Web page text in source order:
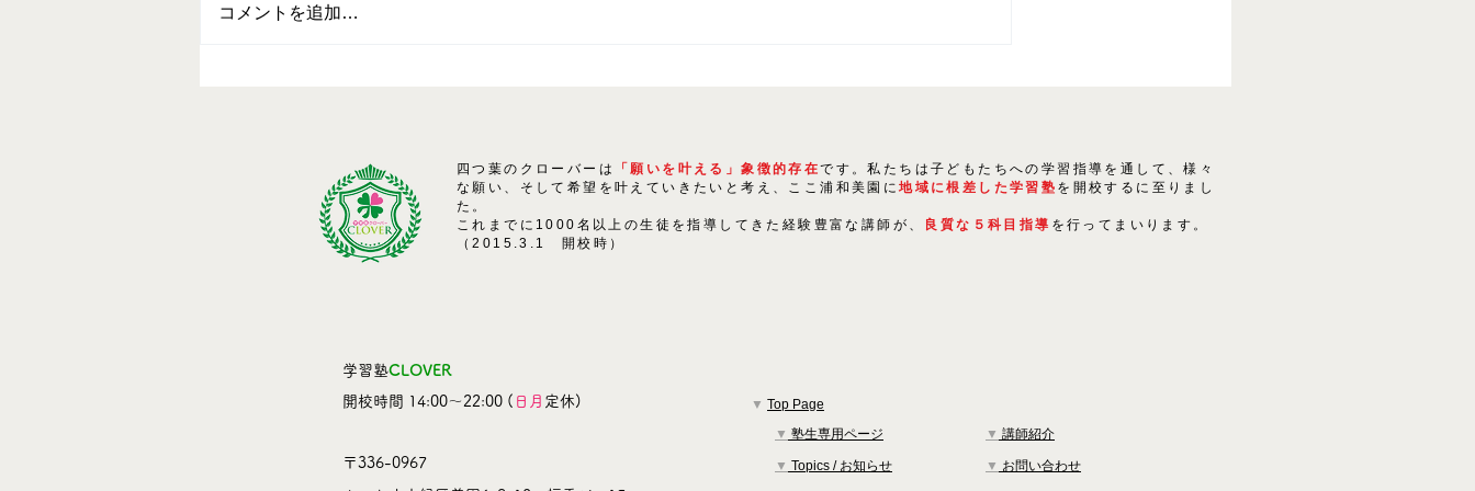
コメントを追加…
四つ葉のクローバーは 「願いを叶える」象徴的存在です。私たちは子どもたちへの学習指導を通して、様々
な願い、そして希望を叶えていきたいと考え、ここ浦和美園に地域に根差した学習塾 を開校するに至りまし
た。
これまでに1000名以上の生徒を指導してきた経験豊富な講師が、
良質な５科目指導 を行ってまいります。
（2015.3.1 開校時）
学習塾CLOVER
​開校時間 14:00～22:00 ( 日月 定休)
〒336-0967
▼ Top Page
▼ 塾生専用ページ ▼ 講師紹介
▼ Topics / お知らせ ▼ お問い合わせ